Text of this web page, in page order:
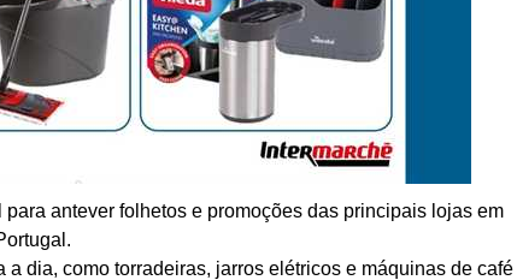
antever folhetos e promoções das principais lojas em
dia, como torradeiras, jarros elétricos e máquinas de café